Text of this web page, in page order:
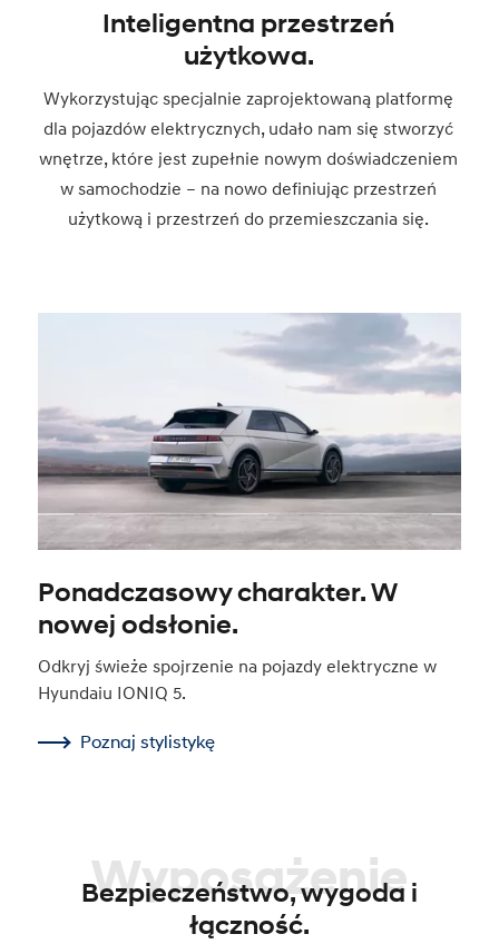
Inteligentna przestrzeń
użytkowa.
Wykorzystując specjalnie zaprojektowaną platformę
dla pojazdów elektrycznych, udało nam się stworzyć
wnętrze, które jest zupełnie nowym doświadczeniem
w samochodzie – na nowo definiując przestrzeń
użytkową i przestrzeń do przemieszczania się.
Ponadczasowy charakter. W
nowej odsłonie.
Odkryj świeże spojrzenie na pojazdy elektryczne w
Hyundaiu IONIQ 5.
Poznaj stylistykę
Wyposażenie
Bezpieczeństwo, wygoda i
łączność.